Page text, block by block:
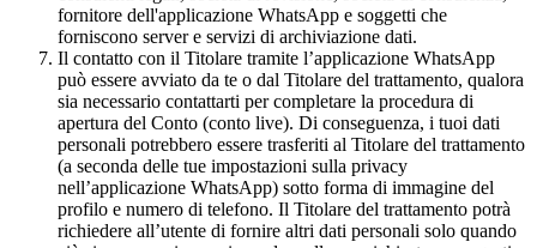
fornitore dell'applicazione WhatsApp e soggetti che
forniscono server e servizi di archiviazione dati.
Il contatto con il Titolare tramite l’applicazione WhatsApp
può essere avviato da te o dal Titolare del trattamento, qualora
sia necessario contattarti per completare la procedura di
apertura del Conto (conto live). Di conseguenza, i tuoi dati
personali potrebbero essere trasferiti al Titolare del trattamento
(a seconda delle tue impostazioni sulla privacy
nell’applicazione WhatsApp) sotto forma di immagine del
profilo e numero di telefono. Il Titolare del trattamento potrà
richiedere all’utente di fornire altri dati personali solo quando